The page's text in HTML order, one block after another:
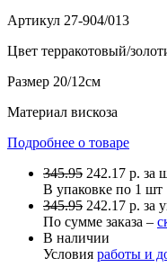
Артикул 27-904/013
Цвет терракотовый/
Размер 20/12см
Материал вискоза
Подробнее о товаре
345.95 242.17 р. за
В упаковке по 1 шт
345.95 242.17 р. за
По сумме заказа –
В наличии
Условия работы и